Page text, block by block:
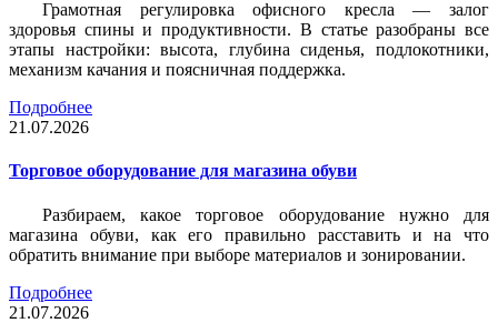
Грамотная регулировка офисного кресла — залог
здоровья спины и продуктивности. В статье разобраны все
этапы настройки: высота, глубина сиденья, подлокотники,
механизм качания и поясничная поддержка.
Подробнее
21.07.2026
Торговое оборудование для магазина обуви
Разбираем, какое торговое оборудование нужно для
магазина обуви, как его правильно расставить и на что
обратить внимание при выборе материалов и зонировании.
Подробнее
21.07.2026